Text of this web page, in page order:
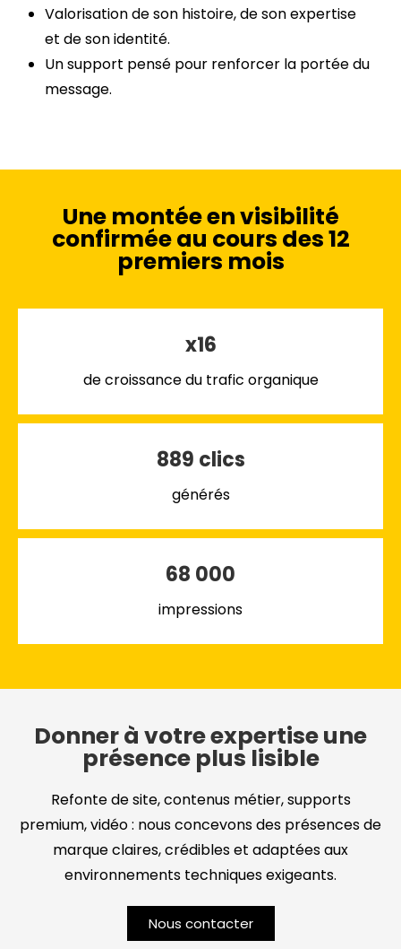
Valorisation de son histoire, de son expertise
et de son identité.
Un support pensé pour renforcer la portée du
message.
Une montée en visibilité
confirmée au cours des 12
premiers mois
x16
de croissance du trafic organique
889 clics
générés
68 000
impressions
Donner à votre expertise une
présence plus lisible
Refonte de site, contenus métier, supports
premium, vidéo : nous concevons des présences de
marque claires, crédibles et adaptées aux
environnements techniques exigeants.
Nous contacter